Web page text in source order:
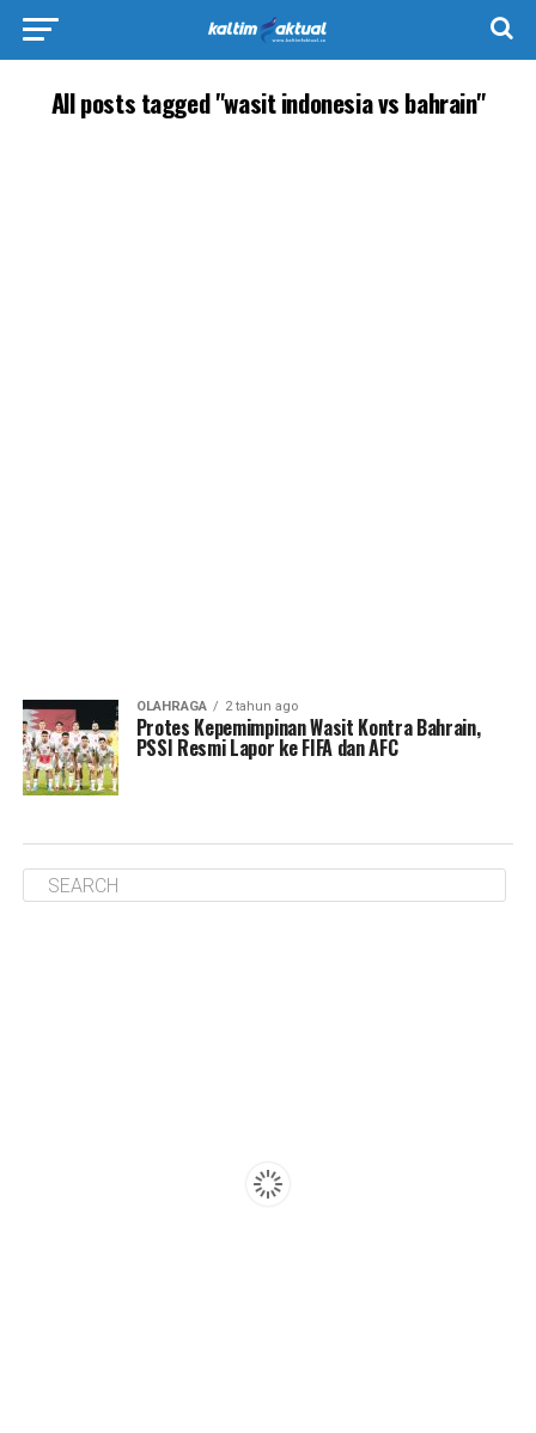
All posts tagged "wasit indonesia vs bahrain"
OLAHRAGA 2 tahun ago
Protes Kepemimpinan Wasit Kontra Bahrain,
PSSI Resmi Lapor ke FIFA dan AFC